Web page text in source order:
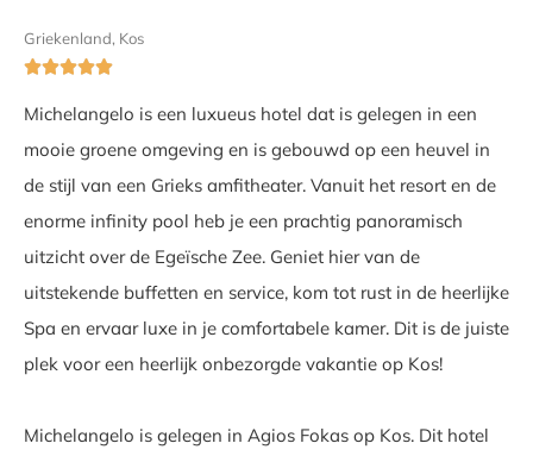
Griekenland, Kos

Michelangelo is een luxueus hotel dat is gelegen in een
mooie groene omgeving en is gebouwd op een heuvel in
de stijl van een Grieks amfitheater. Vanuit het resort en de
enorme infinity pool heb je een prachtig panoramisch
uitzicht over de Egeïsche Zee. Geniet hier van de
uitstekende buffetten en service, kom tot rust in de heerlijke
Spa en ervaar luxe in je comfortabele kamer. Dit is de juiste
plek voor een heerlijk onbezorgde vakantie op Kos!
Michelangelo is gelegen in Agios Fokas op Kos. Dit hotel